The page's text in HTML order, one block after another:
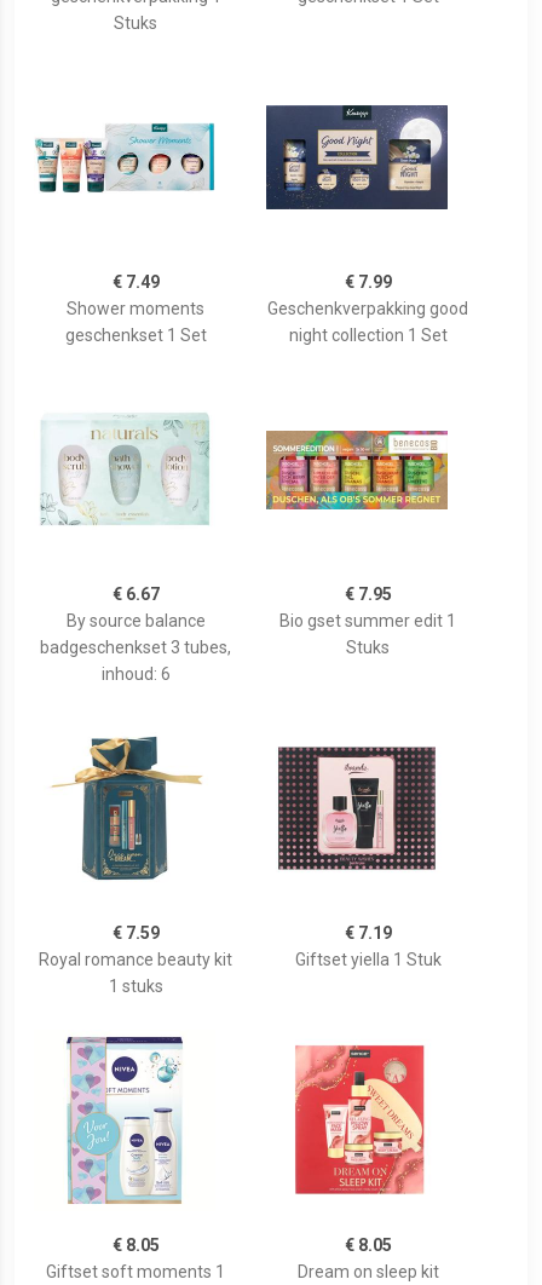
Stuks
€ 7.49
Shower moments
geschenkset 1 Set
€ 7.99
Geschenkverpakking good
night collection 1 Set
€ 6.67
By source balance
badgeschenkset 3 tubes,
inhoud: 6
€ 7.95
Bio gset summer edit 1
Stuks
€ 7.59
Royal romance beauty kit
1 stuks
€ 7.19
Giftset yiella 1 Stuk
€ 8.05
Giftset soft moments 1
€ 8.05
Dream on sleep kit